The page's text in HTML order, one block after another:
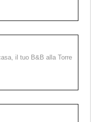
il tuo B&B alla Torre